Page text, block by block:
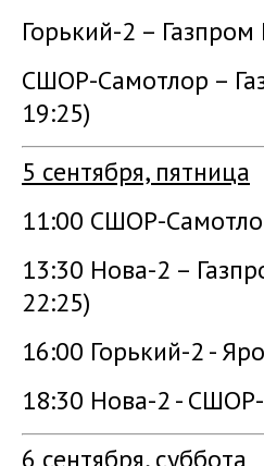
Горький-2 –
СШОР-Самотлор –
19:25)
5 сентября, пятница
11:00 СШОР-
13:30 Нова-2 –
22:25)
16:00 Горький-2 -
18:30 Нова-2 -
6 сентября, суббота